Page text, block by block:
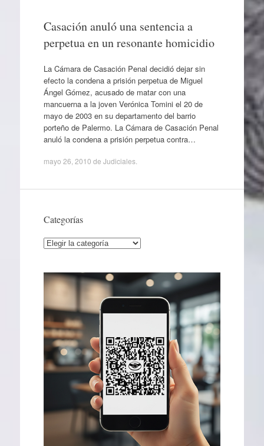
Casación anuló una sentencia a
perpetua en un resonante homicidio
La Cámara de Casación Penal decidió dejar sin
efecto la condena a prisión perpetua de Miguel
Ángel Gómez, acusado de matar con una
mancuerna a la joven Verónica Tomini el 20 de
mayo de 2003 en su departamento del barrio
porteño de Palermo. La Cámara de Casación Penal
anuló la condena a prisión perpetua contra…
mayo 26, 2010 de Judiciales.
Categorías
Categorías